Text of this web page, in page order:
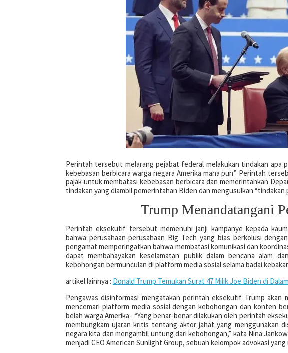
Perintah tersebut melarang pejabat federal melakukan tindakan apa
kebebasan berbicara warga negara Amerika mana pun.” Perintah
pajak untuk membatasi kebebasan berbicara dan memerintahkan
tindakan yang diambil pemerintahan Biden dan mengusulkan “tindakan
Trump Menandatangani
Perintah eksekutif tersebut memenuhi janji kampanye kepada
bahwa perusahaan-perusahaan Big Tech yang bias berkolusi
pengamat memperingatkan bahwa membatasi komunikasi dan
dapat membahayakan keselamatan publik dalam bencana alam
kebohongan bermunculan di platform media sosial selama badai
artikel lainnya : Donald Trump Temukan Surat 47 Milik Joe Biden di
Pengawas disinformasi mengatakan perintah eksekutif Trump
mencemari platform media sosial dengan kebohongan dan konten
belah warga Amerika . “Yang benar-benar dilakukan oleh perintah
membungkam ujaran kritis tentang aktor jahat yang menggunakan
negara kita dan mengambil untung dari kebohongan,” kata Nina
menjadi CEO American Sunlight Group, sebuah kelompok advokasi